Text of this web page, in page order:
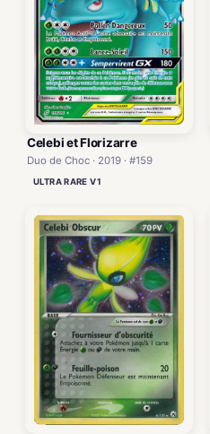
Celebi et Florizarre
Duo de Choc · 2019 · #159
ULTRA RARE V1